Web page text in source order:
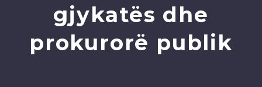
gjykatës dhe
prokurorë publik